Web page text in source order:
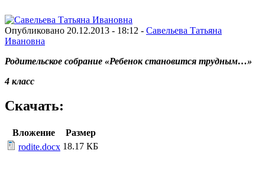
Опубликовано 20.12.2013 - 18:12 - Савельева Татьяна
Ивановна
Родительское собрание «Ребенок становится трудным…»
4 класс
Скачать:
Вложение
Размер
rodite.docx 18.17 КБ